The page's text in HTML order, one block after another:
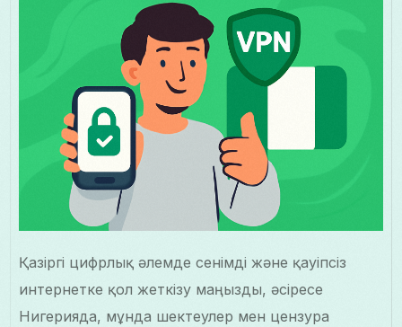
Қазіргі цифрлық әлемде сенімді және қауіпсіз
интернетке қол жеткізу маңызды, әсіресе
Нигерияда, мұнда шектеулер мен цензура